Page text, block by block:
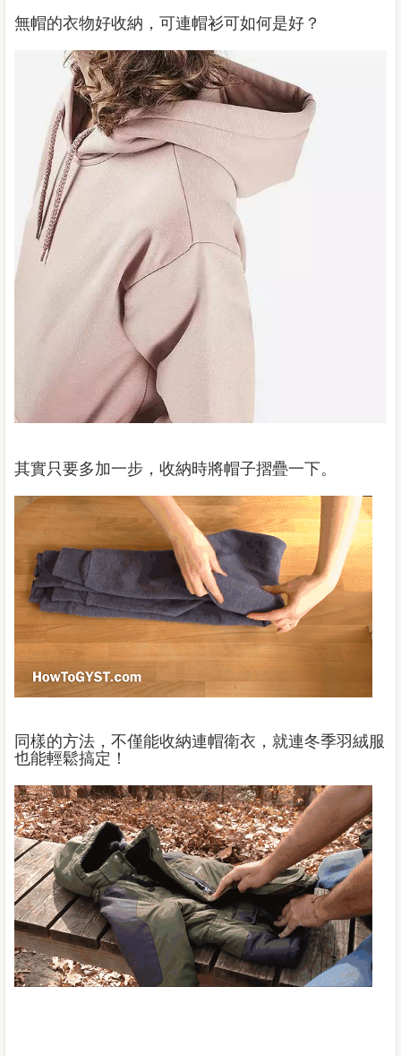
無帽的衣物好收納，可連帽衫可如何是好？
其實只要多加一步，收納時將帽子摺疊一下。
同樣的方法，不僅能收納連帽衛衣，就連冬季羽絨服
也能輕鬆搞定！